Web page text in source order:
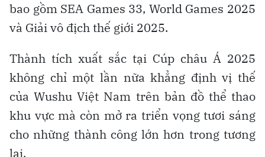
bao gồm SEA Games 33, World Games 2025
và Giải vô địch thế giới 2025.
Thành tích xuất sắc tại Cúp châu Á 2025
không chỉ một lần nữa khẳng định vị thế
của Wushu Việt Nam trên bản đồ thể thao
khu vực mà còn mở ra triển vọng tươi sáng
cho những thành công lớn hơn trong tương
lai.